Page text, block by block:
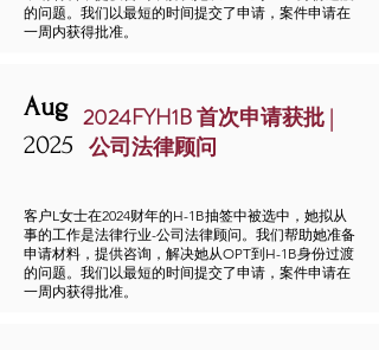
的问题。我们以最短的时间提交了申请，案件申请在
一周内获得批准。
Aug
2025
2024FYH1B 首次申请获批 |
公司法律顾问
客户L女士在2024财年的H-1B抽签中被选中，她拟从
事的工作是法律行业-公司法律顾问。我们帮助她准备
申请材料，提供咨询，解决她从OPT到H-1B身份过渡
的问题。我们以最短的时间提交了申请，案件申请在
一周内获得批准。